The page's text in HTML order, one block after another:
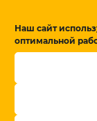
Наш сайт
оптимальной